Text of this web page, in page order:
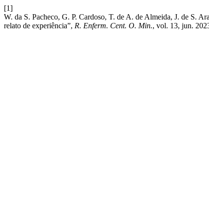
[1]
W. da S. Pacheco, G. P. Cardoso, T. de A. de Almeida, J. de S.
relato de experiência”, R. Enferm. Cent. O. Min., vol. 13, jun.